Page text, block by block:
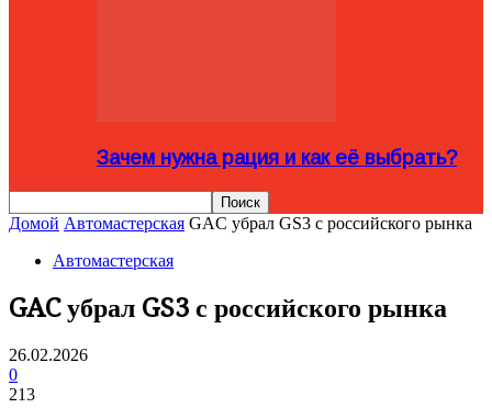
Зачем нужна рация и как её выбрать?
Домой Автомастерская GAC убрал GS3 с российского рынка
Автомастерская
GAC убрал GS3 с российского рынка
26.02.2026
0
213